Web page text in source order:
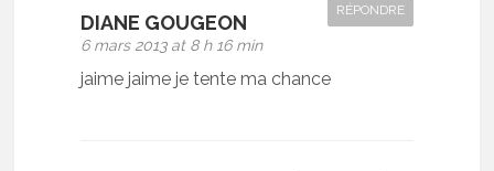
DIANE GOUGEON
6 mars 2013 at 8 h 16 min
RÉPONDRE
jaime jaime je tente ma chance